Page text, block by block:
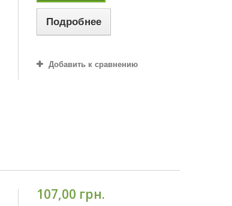
Подробнее
Добавить к сравнению
107,00 грн.